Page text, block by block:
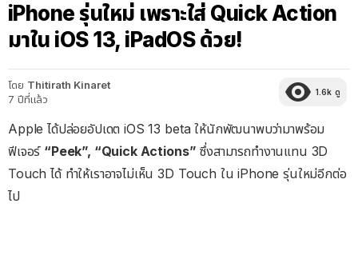
iPhone รุ่นใหม่ เพราะใส่ Quick Action
มาใน iOS 13, iPadOS ด้วย!
โดย Thitirath Kinaret
7 ปีที่แล้ว
1.6k ดู
Apple ได้ปล่อยอัปเดต iOS 13 beta ให้นักพัฒนาพบว่ามาพร้อม
ฟีเจอร์ “Peek”, “Quick Actions” ซึ่งสามารถทำงานแทน 3D
Touch ได้ ทำให้เราอาจไม่เห็น 3D Touch ใน iPhone รุ่นใหม่อีกต่อ
ไป